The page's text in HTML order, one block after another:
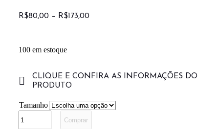
R$80,00 – R$173,00
100 em estoque
CLIQUE E CONFIRA AS INFORMAÇÕES DO
PRODUTO
Tamanho
Comprar